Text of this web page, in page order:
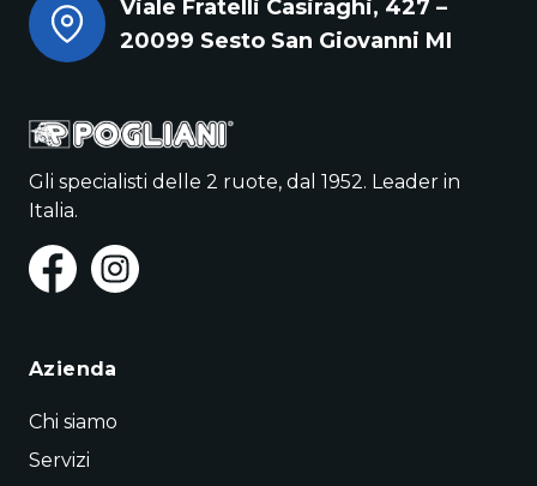
Viale Fratelli Casiraghi, 427 –
20099 Sesto San Giovanni MI
Gli specialisti delle 2 ruote, dal 1952. Leader in
Italia.
Azienda
Chi siamo
Servizi